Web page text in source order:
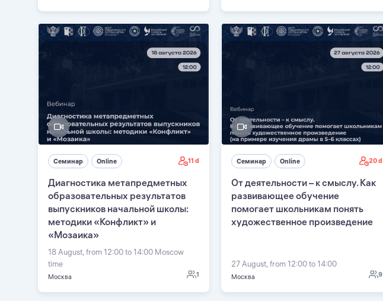
Семинар Online 11 d
Диагностика метапредметных
образовательных результатов
выпускников начальной школы:
методики «Конфликт» и
«Мозаика»
18 August, from 12:00 to 14:00 Moscow
time
Москва 1
Семинар Online 20 d
От деятельности – к смыслу. Как
развивающее обучение
помогает школьникам понять
художественное произведение
27 August, from 12:00 to 14:00
Москва 9